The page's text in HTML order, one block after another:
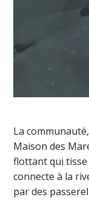
La
Maison des
flottant qui
connecte à la
par des